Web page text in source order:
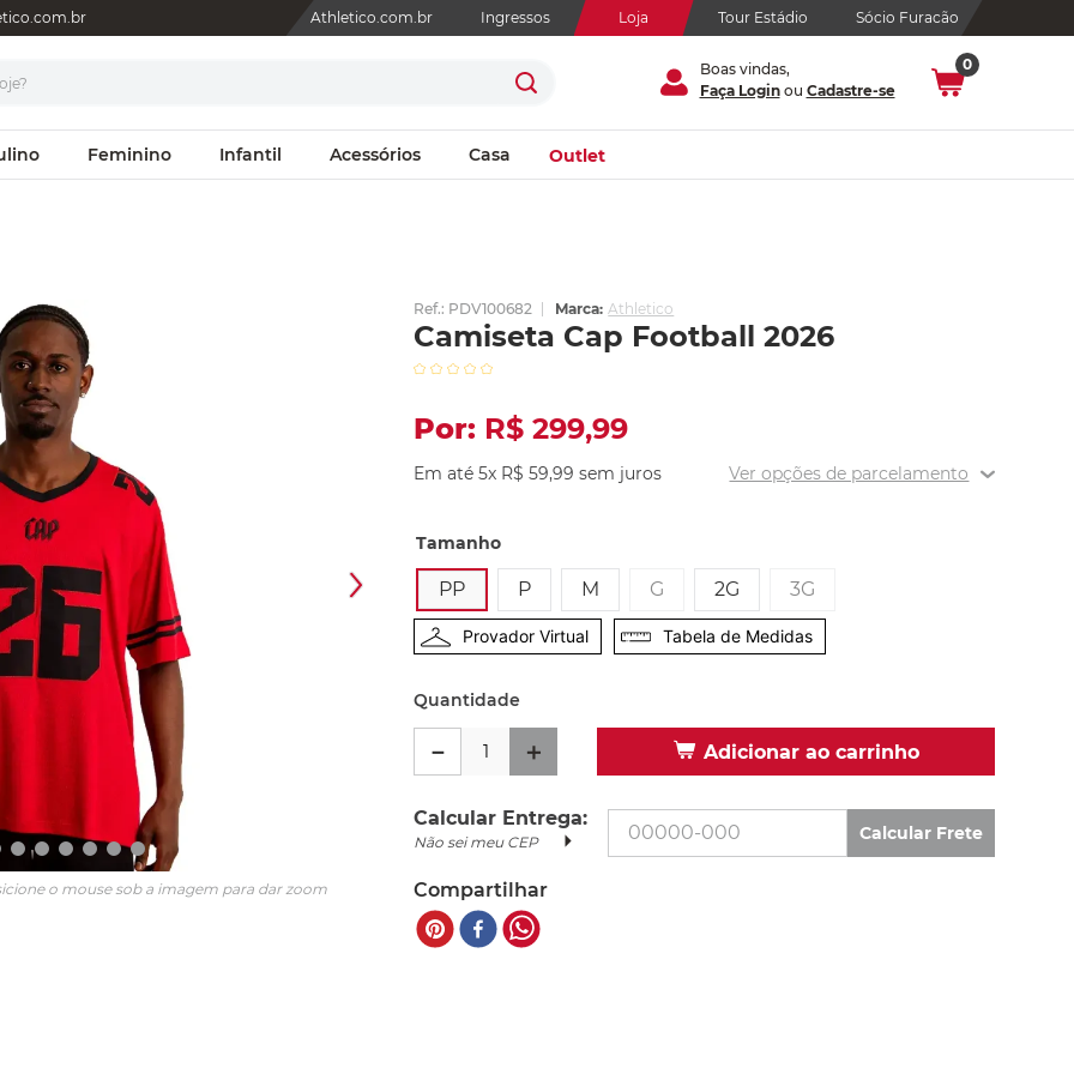
Athletico.com.br Ingressos Loja Tour Estádio Sócio Furacão
Boas vindas,
Faça Loginou Cadastre-se
0
Feminino Infantil Acessórios Casa Outlet
o mouse sob a imagem para dar zoom
Ref.: PDV100682 Marca: Athletico
Camiseta Cap Football 2026
R$ 299,99
Em até5x R$ 59,99 sem juros Ver opções de parcelamento
Tamanho
PP P M G 2G 3G
Provador Virtual Tabela de Medidas
Quantidade
＋
－ Adicionar ao carrinho
Calcular Entrega:
Não sei meu CEP Calcular Frete
Compartilhar